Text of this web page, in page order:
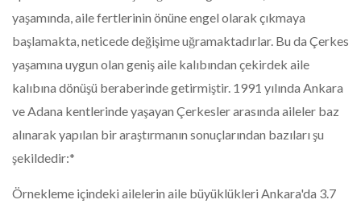
yaşamında, aile fertlerinin önüne engel olarak çıkmaya
başlamakta, neticede değişime uğramaktadırlar. Bu da Çerkes
yaşamına uygun olan geniş aile kalıbından çekirdek aile
kalıbına dönüşü beraberinde getirmiştir. 1991 yılında Ankara
ve Adana kentlerinde yaşayan Çerkesler arasında aileler baz
alınarak yapılan bir araştırmanın sonuçlarından bazıları şu
şekildedir:*
Örnekleme içindeki ailelerin aile büyüklükleri Ankara'da 3.7